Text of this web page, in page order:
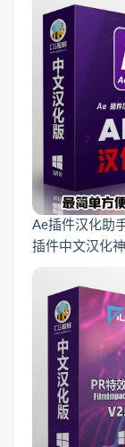
Ae插件汉化助
插件中文汉化